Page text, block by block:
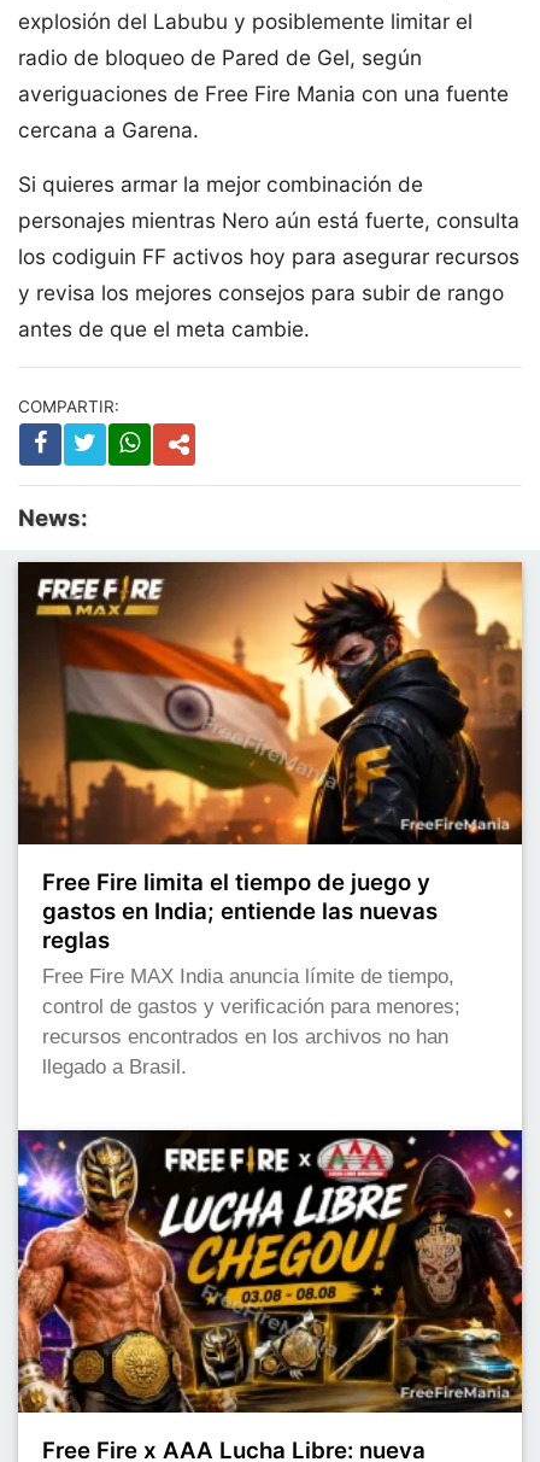
explosión del Labubu y posiblemente limitar el
radio de bloqueo de Pared de Gel, según
averiguaciones de Free Fire Mania con una fuente
cercana a Garena.
Si quieres armar la mejor combinación de
personajes mientras Nero aún está fuerte, consulta
los codiguin FF activos hoy para asegurar recursos
y revisa los mejores consejos para subir de rango
antes de que el meta cambie.
COMPARTIR:
News:
Free Fire limita el tiempo de juego y
gastos en India; entiende las nuevas
reglas
Free Fire MAX India anuncia límite de tiempo,
control de gastos y verificación para menores;
recursos encontrados en los archivos no han
llegado a Brasil.
Free Fire x AAA Lucha Libre: nueva